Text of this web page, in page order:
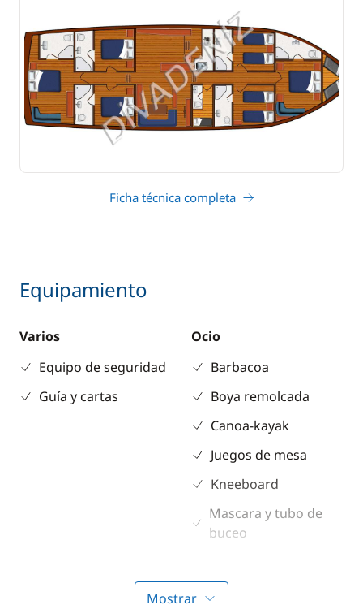
Ficha técnica completa
Equipamiento
Varios
Equipo de seguridad
Guía y cartas
Ocio
Barbacoa
Boya remolcada
Canoa-kayak
Juegos de mesa
Kneeboard
Mascara y tubo de
buceo
Mostrar